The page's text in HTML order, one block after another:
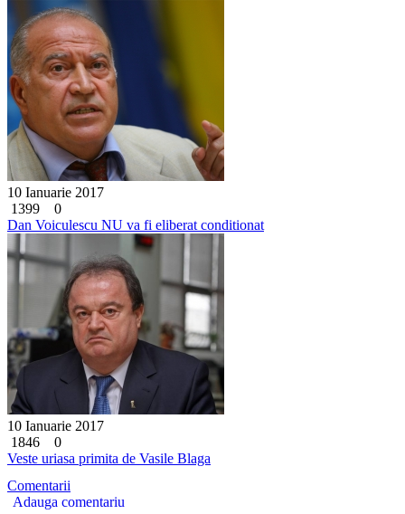
10 Ianuarie 2017
1399
0
Dan Voiculescu NU va fi eliberat conditionat
10 Ianuarie 2017
1846
0
Veste uriasa primita de Vasile Blaga
Comentarii
Adauga comentariu